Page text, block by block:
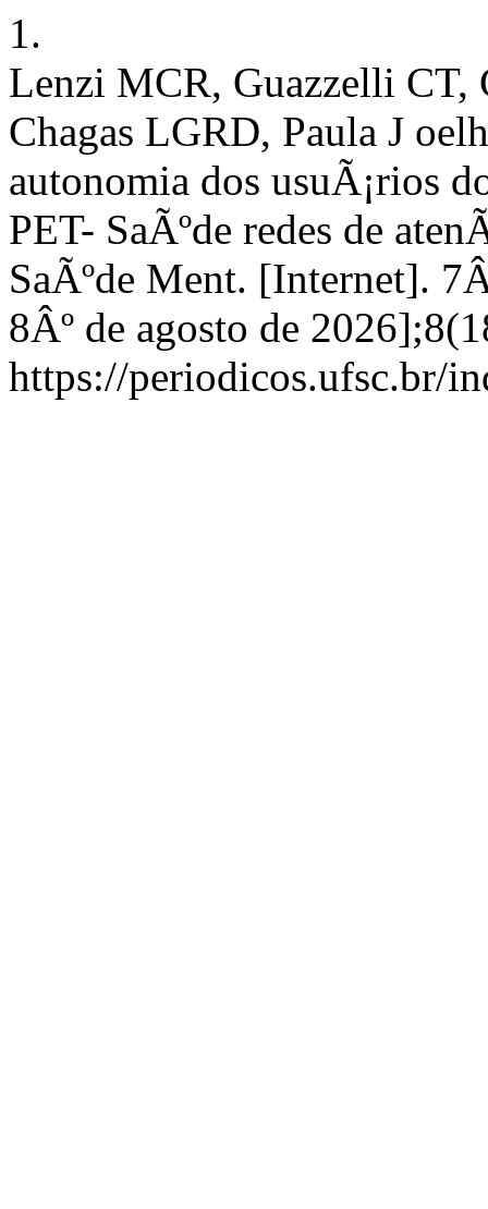
1.
Lenzi MCR, Guazzelli CT,
Chagas LGRD, Paula J
autonomia dos usuÃ¡rios
PET- SaÃºde redes de
SaÃºde Ment. [Internet].
8Âº de agosto de
https://periodicos.ufsc.br/